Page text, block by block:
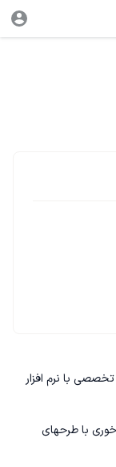
با نرم افزار
با طرحهای